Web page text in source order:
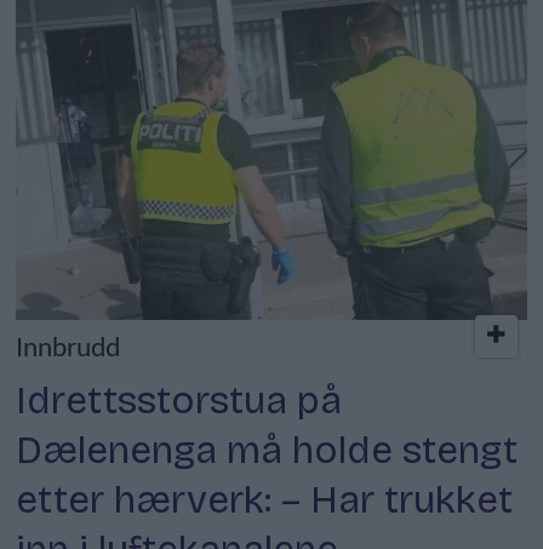
Innbrudd
Idrettsstorstua på
Dælenenga må holde stengt
etter hærverk: – Har trukket